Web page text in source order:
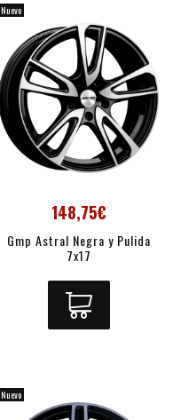
Nuevo
148,75€
Gmp Astral Negra y Pulida
7x17
Nuevo